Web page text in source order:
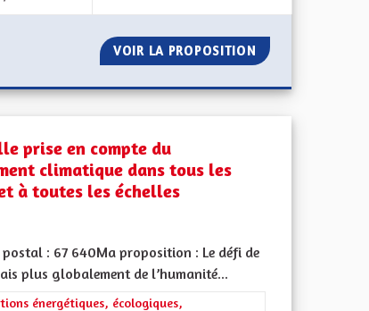
DE TOUS. VOIR LA PROPOSITION PARTENARIAT
prise en compte du
climatique dans tous les
à toutes les échelles
postal : 67 640Ma proposition : Le défi de
plus globalement de l’humanité...
de la catégorie : Les transitions énergétiques,
énergétiques, écologiques,